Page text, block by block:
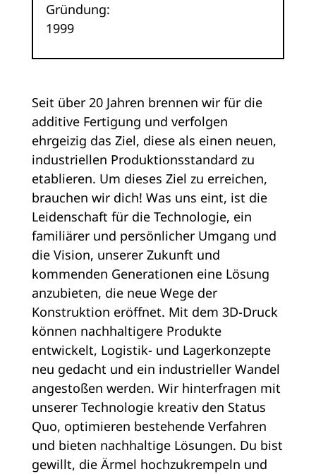
Seit über 20 Jahren brennen wir für die
additive Fertigung und verfolgen
ehrgeizig das Ziel, diese als einen neuen,
industriellen Produktionsstandard zu
etablieren. Um dieses Ziel zu erreichen,
brauchen wir dich! Was uns eint, ist die
Leidenschaft für die Technologie, ein
familiärer und persönlicher Umgang und
die Vision, unserer Zukunft und
kommenden Generationen eine Lösung
anzubieten, die neue Wege der
Konstruktion eröffnet. Mit dem 3D-Druck
können nachhaltigere Produkte
entwickelt, Logistik- und Lagerkonzepte
neu gedacht und ein industrieller Wandel
angestoßen werden. Wir hinterfragen mit
unserer Technologie kreativ den Status
Quo, optimieren bestehende Verfahren
und bieten nachhaltige Lösungen. Du bist
gewillt, die Ärmel hochzukrempeln und
Gründung:
1999